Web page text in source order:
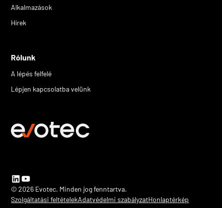
Alkalmazások
Hírek
Rólunk
A lépés felfelé
Lépjen kapcsolatba velünk
© 2026 Evotec. Minden jog fenntartva.
Szolgáltatási feltételekAdatvédelmi szabályzatHonlaptérkép